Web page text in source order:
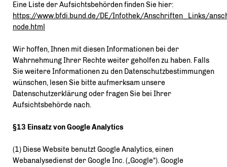
Eine Liste der Aufsichtsbehörden finden Sie hier:
https://www.bfdi.bund.de/DE/Infothek/Anschriften_Links/
node.html
Wir hoffen, Ihnen mit diesen Informationen bei der
Wahrnehmung Ihrer Rechte weiter geholfen zu haben. Falls
Sie weitere Informationen zu den Datenschutzbestimmungen
wünschen, lesen Sie bitte aufmerksam unsere
Datenschutzerklärung oder fragen Sie bei Ihrer
Aufsichtsbehörde nach.
§13 Einsatz von Google Analytics
(1) Diese Website benutzt Google Analytics, einen
Webanalysedienst der Google Inc. („Google“). Google